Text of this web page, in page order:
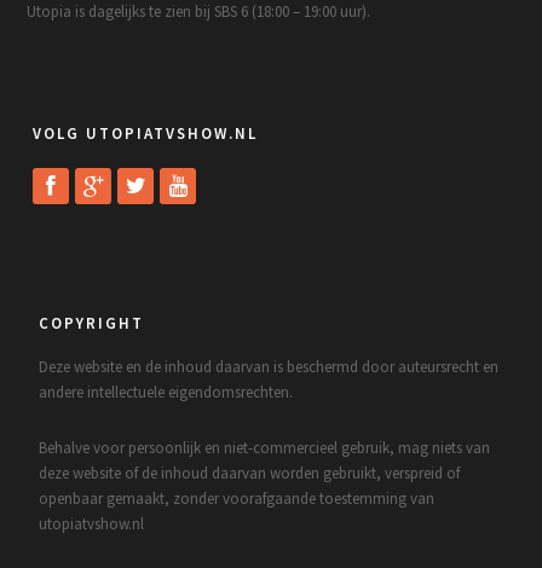
Utopia is dagelijks te zien bij SBS 6 (18:00 – 19:00 uur).
VOLG UTOPIATVSHOW.NL
COPYRIGHT
Deze website en de inhoud daarvan is beschermd door auteursrecht en
andere intellectuele eigendomsrechten.
Behalve voor persoonlijk en niet-commercieel gebruik, mag niets van
deze website of de inhoud daarvan worden gebruikt, verspreid of
openbaar gemaakt, zonder voorafgaande toestemming van
utopiatvshow.nl